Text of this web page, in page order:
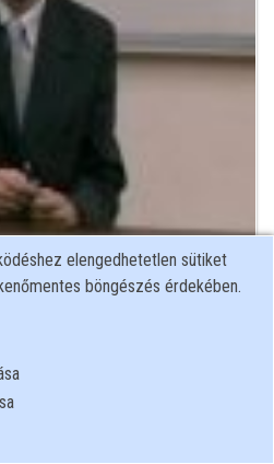
Tanszék
elengedhetetlen sütiket
böngészés érdekében.